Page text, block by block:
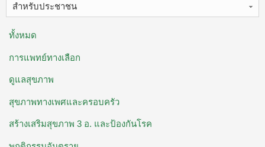
สำหรับประชาชน
ทั้งหมด
การแพทย์ทางเลือก
ดูแลสุขภาพ
สุขภาพทางเพศและครอบครัว
สร้างเสริมสุขภาพ 3 อ. ​และป้องกันโรค